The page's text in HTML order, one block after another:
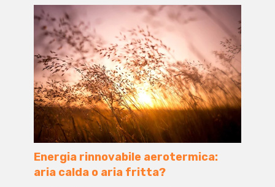
Energia rinnovabile aerotermica:
aria calda o aria fritta?